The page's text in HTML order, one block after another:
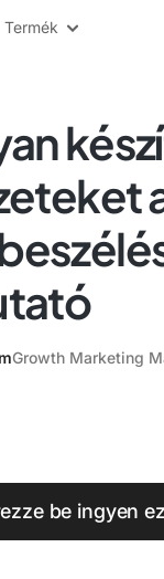
Termék
Growth Marketing
be ingyen